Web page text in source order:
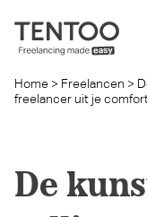
Home > Freelancen >
freelancer uit je
De